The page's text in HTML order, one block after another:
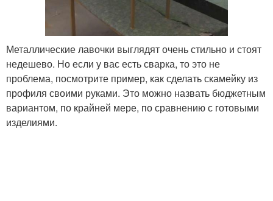
Металлические лавочки выглядят очень стильно и стоят
недешево. Но если у вас есть сварка, то это не
проблема, посмотрите пример, как сделать скамейку из
профиля своими руками. Это можно назвать бюджетным
вариантом, по крайней мере, по сравнению с готовыми
изделиями.